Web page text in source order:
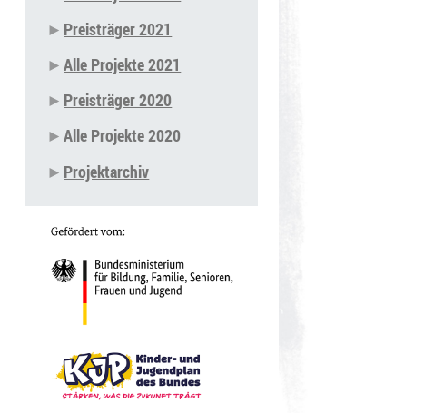
Preisträger 2021
Alle Projekte 2021
Preisträger 2020
Alle Projekte 2020
Projektarchiv